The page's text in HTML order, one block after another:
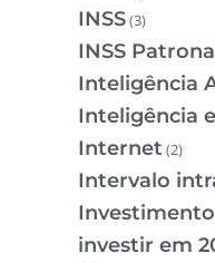
INSS(3)
INSS
Inteligência
Inteligência
Internet (2)
Intervalo
investir em